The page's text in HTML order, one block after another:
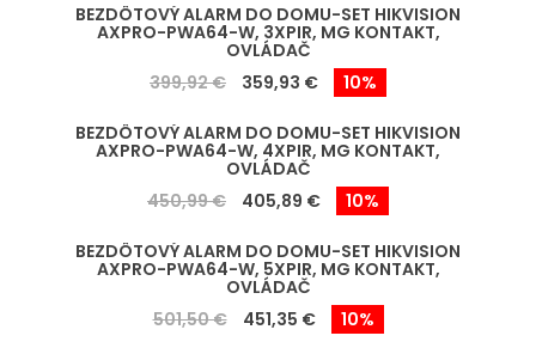
BEZDÔTOVÝ ALARM DO DOMU-SET HIKVISION
AXPRO-PWA64-W, 3XPIR, MG KONTAKT,
OVLÁDAČ
399,92 €
359,93 € 10%
BEZDÔTOVÝ ALARM DO DOMU-SET HIKVISION
AXPRO-PWA64-W, 4XPIR, MG KONTAKT,
OVLÁDAČ
450,99 €
405,89 € 10%
BEZDÔTOVÝ ALARM DO DOMU-SET HIKVISION
AXPRO-PWA64-W, 5XPIR, MG KONTAKT,
OVLÁDAČ
501,50 €
451,35 € 10%